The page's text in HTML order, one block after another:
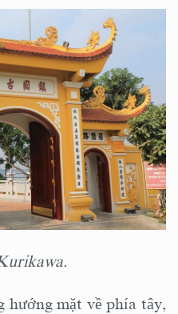
hướng mặt về phía tây,